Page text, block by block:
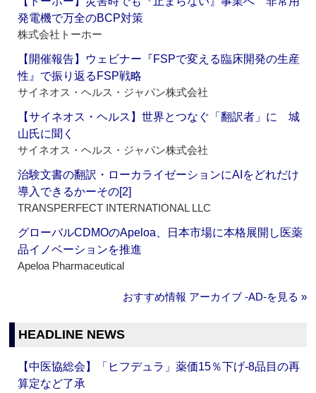
発電機で万全のBCP対策
株式会社トーホー
【開催報告】ウェビナー『FSPで変える臨床開発の生産
性』で振り返るFSP戦略
サイネオス・ヘルス・ジャパン株式会社
【サイネオス・ヘルス】世界とつなぐ「翻訳者」に 城
山氏に聞く
サイネオス・ヘルス・ジャパン株式会社
治験文書の翻訳・ローカライゼーションにAIをどれだけ
導入できるかーその[2]
TRANSPERFECT INTERNATIONAL LLC
グローバルCDMOのApeloa、日本市場に本格展開し医薬
品イノベーションを推進
Apeloa Pharmaceutical
おすすめ情報 アーカイブ ‐AD‐を見る »
HEADLINE NEWS
【中医協総会】「ヒフデュラ」薬価15％下げ‐8品目の再
算定など了承